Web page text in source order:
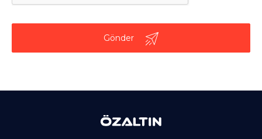
Gönder